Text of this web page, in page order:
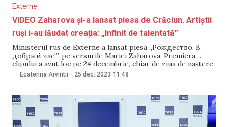
Externe
VIDEO Zaharova și-a lansat piesa de Crăciun. Artiștii
ruși i-au lăudat creația: „Infinit de talentată”
Ministerul rus de Externe a lansat piesa „Рождество. В
добрый час!”, pe versurile Mariei Zaharova. Premiera
clipului a avut loc pe 24 decembrie, chiar de ziua de naștere
a purtătoarei de cuvânt a MAE-ului rus. Evenimentul a fost
Ecaterina Arvintii - 25 dec. 2023 11:48